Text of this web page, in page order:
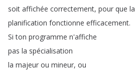
soit affichée correctement, pour que la
planification fonctionne efficacement.
Si ton programme n'affiche
pas la spécialisation
la majeur ou mineur, ou